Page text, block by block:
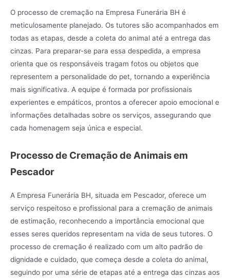
O processo de cremação na Empresa Funerária BH é
meticulosamente planejado. Os tutores são acompanhados em
todas as etapas, desde a coleta do animal até a entrega das
cinzas. Para preparar-se para essa despedida, a empresa
orienta que os responsáveis tragam fotos ou objetos que
representem a personalidade do pet, tornando a experiência
mais significativa. A equipe é formada por profissionais
experientes e empáticos, prontos a oferecer apoio emocional e
informações detalhadas sobre os serviços, assegurando que
cada homenagem seja única e especial.
Processo de Cremação de Animais em
Pescador
A Empresa Funerária BH, situada em Pescador, oferece um
serviço respeitoso e profissional para a cremação de animais
de estimação, reconhecendo a importância emocional que
esses seres queridos representam na vida de seus tutores. O
processo de cremação é realizado com um alto padrão de
dignidade e cuidado, que começa desde a coleta do animal,
seguindo por uma série de etapas até a entrega das cinzas aos